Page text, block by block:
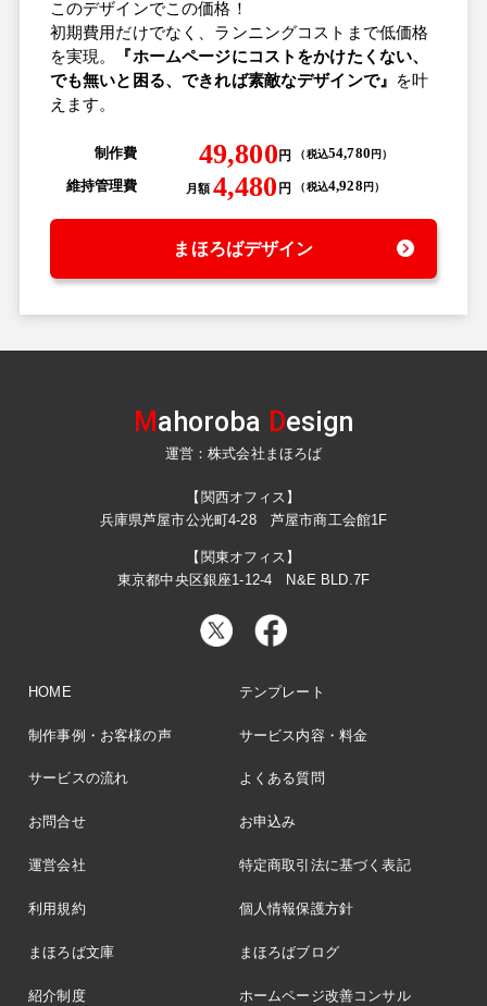
このデザインでこの価格！
初期費用だけでなく、ランニングコストまで低価格
を実現。
『ホームページにコストをかけたくない、
でも無いと困る、できれば素敵なデザインで』 を叶
えます。
制作費 49,800 円 （税込54,780 円）
維持管理費 月額 4,480 円 （税込4,928 円）
まほろばデザイン
M ahoroba Design
運営：株式会社まほろば
【関西オフィス】
兵庫県芦屋市公光町4-28 芦屋市商工会館1F
【関東オフィス】
東京都中央区銀座1-12-4 N&E BLD.7F
HOME テンプレート
制作事例・お客様の声 サービス内容・料金
サービスの流れ よくある質問
お問合せ お申込み
運営会社 特定商取引法に基づく表記
利用規約 個人情報保護方針
まほろば文庫 まほろばブログ
紹介制度 ホームページ改善コンサル